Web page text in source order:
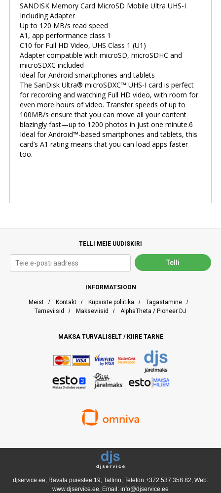
SANDISK Memory Card MicroSD Mobile Ultra UHS-I
Including Adapter
Up to 120 MB/s read speed
A1, app performance class 1
C10 for Full HD Video, UHS Class 1 (U1)
Adapter compatible with microSD, microSDHC and
microSDXC included
Ideal for Android smartphones and tablets
The SanDisk Ultra® microSDXC™ UHS-I card is perfect
for recording and watching Full HD video, with room for
even more hours of video. Transfer speeds of up to
100MB/s ensure that you can move all your content
blazingly fast—up to 1200 photos in just one minute.6
Ideal for Android™-based smartphones and tablets, this
card’s A1 rating means that you can load apps faster
too.
TELLI MEIE UUDISKIRI
INFORMATSIOON
Meist / Kontakt / Küpsiste poliitika / Tagastamine /
Tarneviisid
/ Makseviisid / AlphaTheta / Pioneer DJ
MAKSA TURVALISELT / KIIRE TARNE
djservice.ee, Rävala puiestee 19, Tallinn, Telefon +372 537 358 82, Web:
www.djservice.ee, Email: info@djservice.ee